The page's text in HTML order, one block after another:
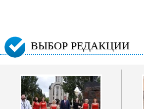
ВЫБОР РЕДАКЦИИ